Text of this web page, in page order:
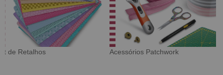
Tecido Digital Sarja Impermeável